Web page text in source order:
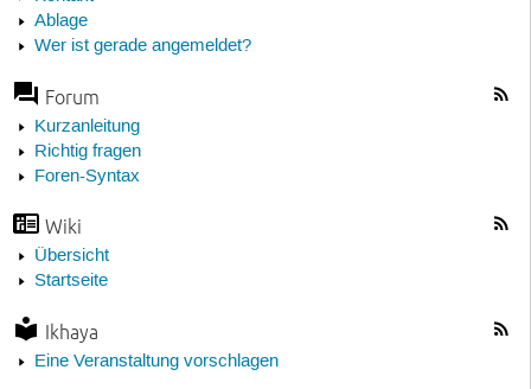
Ablage
Wer ist gerade angemeldet?
Forum
Kurzanleitung
Richtig fragen
Foren-Syntax
Wiki
Übersicht
Startseite
Ikhaya
Eine Veranstaltung vorschlagen